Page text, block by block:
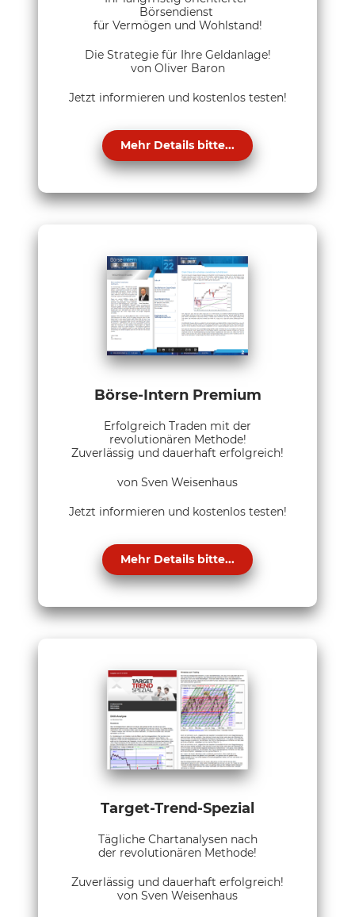
Börsendienst
für Vermögen und Wohlstand!
Die Strategie für Ihre Geldanlage!
von Oliver Baron
Jetzt informieren und kostenlos testen!
Mehr Details bitte...
Börse-Intern Premium
Erfolgreich Traden mit der
revolutionären Methode!
Zuverlässig und dauerhaft erfolgreich!
von Sven Weisenhaus
Jetzt informieren und kostenlos testen!
Mehr Details bitte...
Target-Trend-Spezial
Tägliche Chartanalysen nach
der revolutionären Methode!
Zuverlässig und dauerhaft erfolgreich!
von Sven Weisenhaus